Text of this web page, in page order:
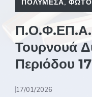
ΠΟΛΥΜΕΣΑ,
Π.Ο.Φ.ΕΠ.Α.:
Τουρνουά
Περιόδου
17/01/2026